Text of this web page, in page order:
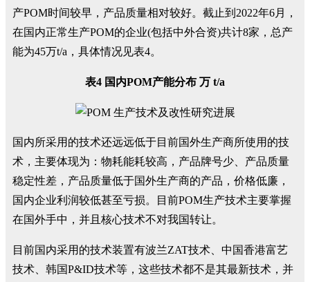
产POM时间较早，产品质量相对较好。截止到2022年6月，
在国内正常生产POM的企业(包括中外合资)共计8家，总产
能为45万t/a，具体情况见表4。
表4 国内POM产能分布 万 t/a
国内所采用的技术还远远低于目前国外生产商所使用的技
术，主要体现为：物耗能耗较高，产品牌号少、产品质量
稳定性差，产品质量低于国外生产商的产品，价格低廉，
国内企业利润较低甚至亏损。目前POM生产技术主要掌握
在国外手中，并且核心技术不对我国转让。
目前国内采用的技术装置有波兰ZAT技术、中国香港富艺
技术、韩国P&ID技术等，这些技术都不是其最新技术，并